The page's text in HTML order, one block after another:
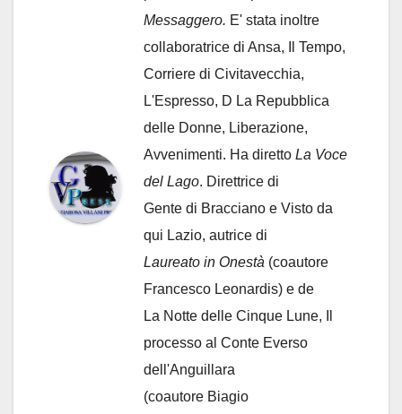
Messaggero. E' stata inoltre
collaboratrice di Ansa, Il Tempo,
Corriere di Civitavecchia,
L'Espresso, D La Repubblica
delle Donne, Liberazione,
Avvenimenti. Ha diretto La Voce
del Lago. Direttrice di
Gente di Bracciano e Visto da
qui Lazio, autrice di
Laureato in Onestà (coautore
Francesco Leonardis) e de
La Notte delle Cinque Lune, Il
processo al Conte Everso
dell'Anguillara
(coautore Biagio